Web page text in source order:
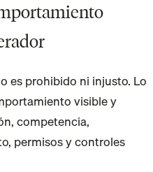
es prohibido ni injusto. Lo
visible y
competencia,
permisos y controles